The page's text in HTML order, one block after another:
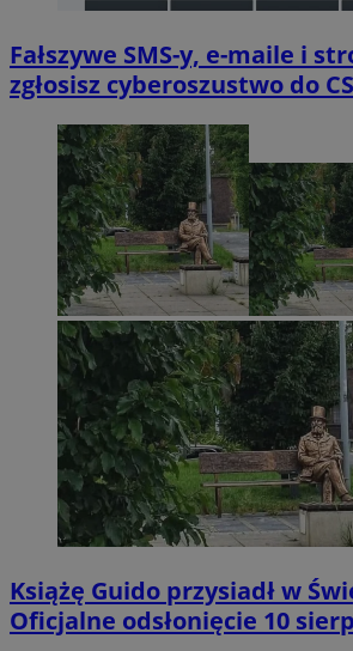
Fałszywe SMS-y, e-maile i
zgłosisz cyberoszustwo do
Książę Guido przysiadł w
Oficjalne odsłonięcie 10